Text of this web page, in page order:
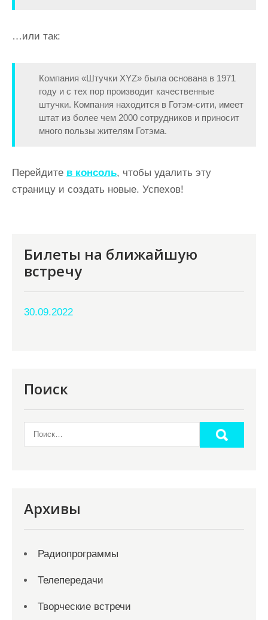
…или так:
Компания «Штучки XYZ» была основана в 1971
году и с тех пор производит качественные
штучки. Компания находится в Готэм-сити, имеет
штат из более чем 2000 сотрудников и приносит
много пользы жителям Готэма.
Перейдите в консоль, чтобы удалить эту
страницу и создать новые. Успехов!
Билеты на ближайшую
встречу
30.09.2022
Поиск
Архивы
Радиопрограммы
Телепередачи
Творческие встречи